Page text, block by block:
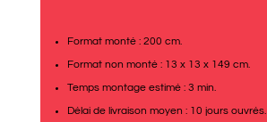
Format monté : 200 cm.
Format non monté : 13 x 13 x 149 cm.
Temps montage estimé : 3 min.
Délai de livraison moyen : 10 jours ouvrés.